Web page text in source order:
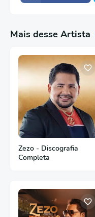
Mais desse Artista
Zezo - Discografia
Completa